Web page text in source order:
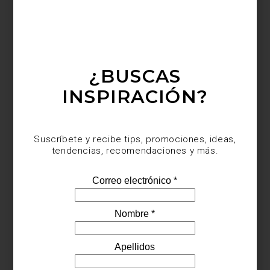
Banderines multicolor de Crazy Factory Kids
¿BUSCAS
INSPIRACIÓN?
Suscríbete y recibe tips, promociones, ideas,
tendencias, recomendaciones y más.